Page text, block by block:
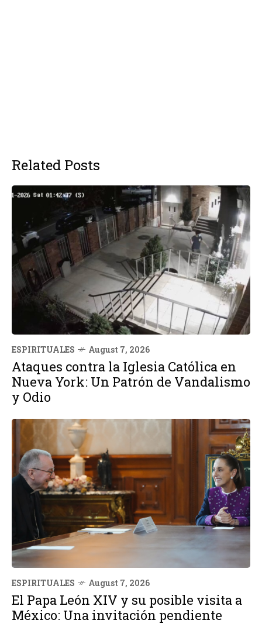
Related Posts
ESPIRITUALES August 7, 2026
Ataques contra la Iglesia Católica en
Nueva York: Un Patrón de Vandalismo
y Odio
ESPIRITUALES August 7, 2026
El Papa León XIV y su posible visita a
México: Una invitación pendiente